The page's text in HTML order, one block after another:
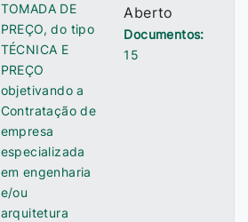
TOMADA DE
PREÇO, do tipo
TÉCNICA E
PREÇO
objetivando a
Contratação de
empresa
especializada
em engenharia
e/ou
arquitetura
Aberto
Documentos:
15